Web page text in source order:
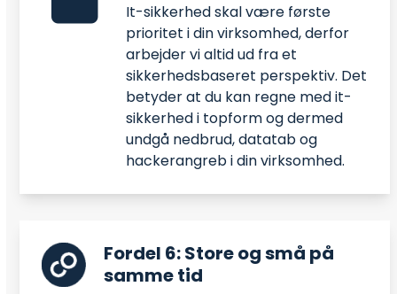
It-sikkerhed skal være første
prioritet i din virksomhed, derfor
arbejder vi altid ud fra et
sikkerhedsbaseret perspektiv. Det
betyder at du kan regne med it-
sikkerhed i topform og dermed
undgå nedbrud, datatab og
hackerangreb i din virksomhed.
Fordel 6: Store og små på
samme tid